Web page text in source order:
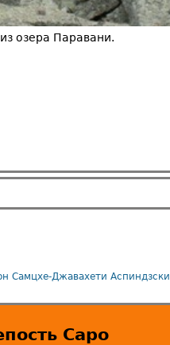
озера Паравани.
Самцхе-Джавахети
Саро